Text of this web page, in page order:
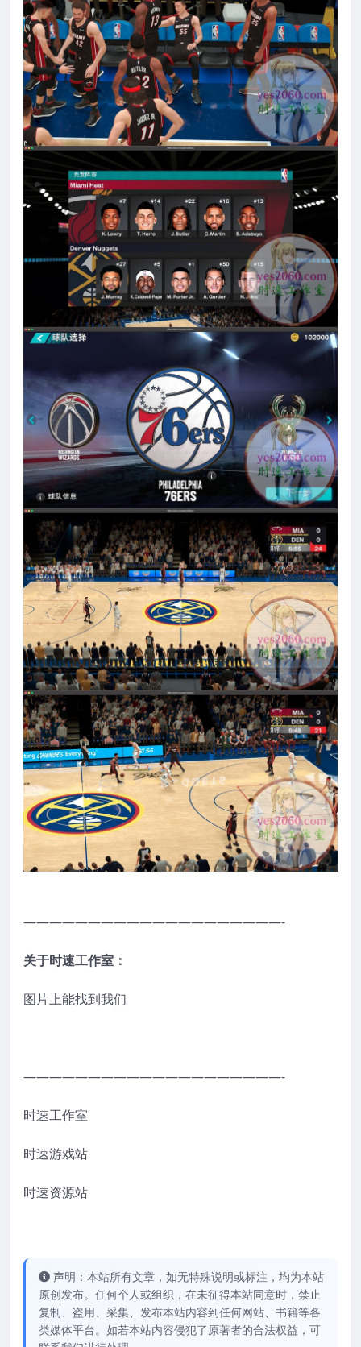
————————————————————-
关于时速工作室：
图片上能找到我们
————————————————————-
时速工作室
时速游戏站
时速资源站
声明：本站所有文章，如无特殊说明或标注，均为本站
原创发布。任何个人或组织，在未征得本站同意时，禁止
复制、盗用、采集、发布本站内容到任何网站、书籍等各
类媒体平台。如若本站内容侵犯了原著者的合法权益，可